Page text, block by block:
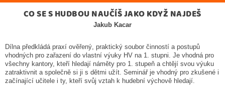
CO SE S HUDBOU NAUČÍŠ JAKO KDYŽ NAJDEŠ
Jakub Kacar
Dílna předkládá praxí ověřený, praktický soubor činností a postupů
vhodných pro zařazení do vlastní výuky HV na 1. stupni. Je vhodná pro
všechny kantory, kteří hledají náměty pro 1. stupeň a chtějí svou výuku
zatraktivnit a společně si ji s dětmi užít. Seminář je vhodný pro zkušené i
začínající učitele i ty, kteří svůj vztah k hudební výchově hledají.